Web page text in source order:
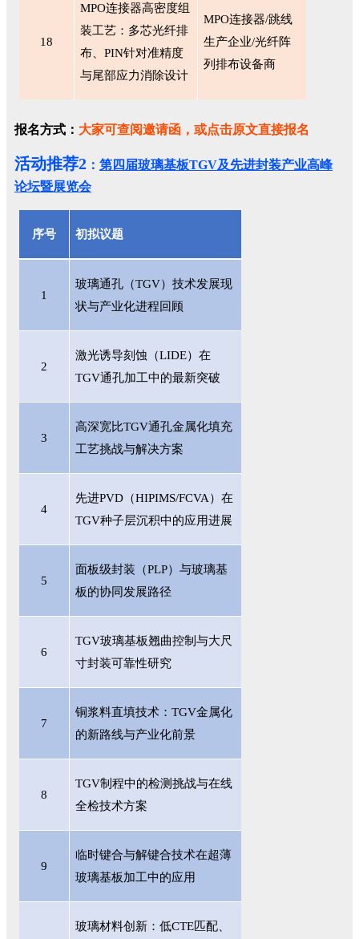
18
MPO连接器高密度组
装工艺：多芯光纤排
布、PIN针对准精度
与尾部应力消除设计
MPO连接器/跳线
生产企业/光纤阵
列排布设备商
报名方式： 大家可查阅邀请函，或点击原文直接报名
活动推荐2 ： 第四届玻璃基板TGV及先进封装产业高峰
论坛暨展览会
序号 初拟议题
1
玻璃通孔（TGV）技术发展现
状与产业化进程回顾
2
激光诱导刻蚀（LIDE）在
TGV通孔加工中的最新突破
3
高深宽比TGV通孔金属化填充
工艺挑战与解决方案
4
先进PVD（HIPIMS/FCVA）在
TGV种子层沉积中的应用进展
5
面板级封装（PLP）与玻璃基
板的协同发展路径
6
TGV玻璃基板翘曲控制与大尺
寸封装可靠性研究
7
铜浆料直填技术：TGV金属化
的新路线与产业化前景
8
TGV制程中的检测挑战与在线
全检技术方案
9
临时键合与解键合技术在超薄
玻璃基板加工中的应用
玻璃材料创新：低CTE匹配、